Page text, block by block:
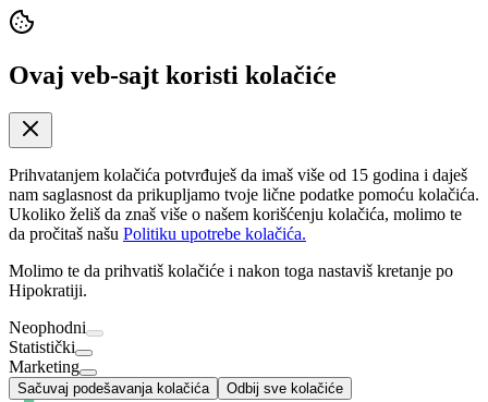
Ovaj veb-sajt koristi kolačiće
Prihvatanjem kolačića potvrđuješ da imaš više od 15 godina i daješ
nam saglasnost da prikupljamo tvoje lične podatke pomoću kolačića.
Ukoliko želiš da znaš više o našem korišćenju kolačića, molimo te
da pročitaš našu Politiku upotrebe kolačića.
Molimo te da prihvatiš kolačiće i nakon toga nastaviš kretanje po
Hipokratiji.
Neophodni
Statistički
Marketing
Sačuvaj podešavanja kolačića Odbij sve kolačiće